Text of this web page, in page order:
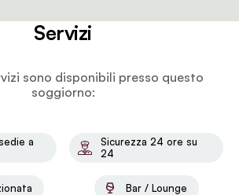
Servizi
sono disponibili presso questo
soggiorno:
a
Sicurezza 24 ore su
24
Bar / Lounge